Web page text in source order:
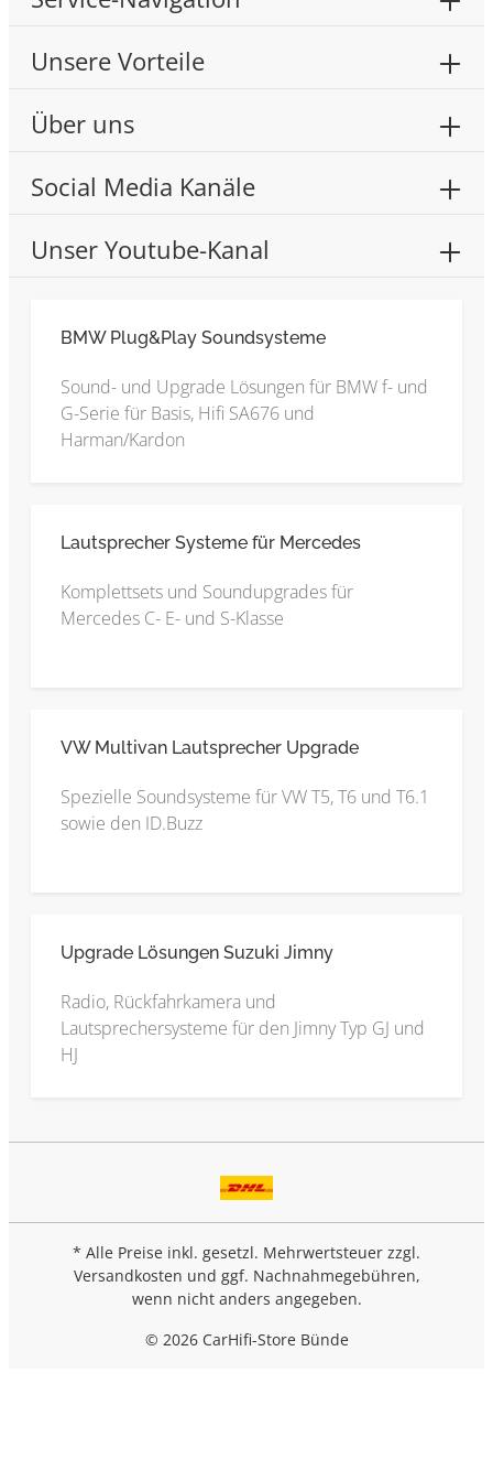
Unsere Vorteile
Über uns
Social Media Kanäle
Unser Youtube-Kanal
BMW Plug&Play Soundsysteme
Sound- und Upgrade Lösungen für BMW f- und
G-Serie für Basis, Hifi SA676 und
Harman/Kardon
Lautsprecher Systeme für Mercedes
Komplettsets und Soundupgrades für
Mercedes C- E- und S-Klasse
VW Multivan Lautsprecher Upgrade
Spezielle Soundsysteme für VW T5, T6 und T6.1
sowie den ID.Buzz
Upgrade Lösungen Suzuki Jimny
Radio, Rückfahrkamera und
Lautsprechersysteme für den Jimny Typ GJ und
HJ
* Alle Preise inkl. gesetzl. Mehrwertsteuer zzgl.
Versandkosten und ggf. Nachnahmegebühren,
wenn nicht anders angegeben.
© 2026 CarHifi-Store Bünde